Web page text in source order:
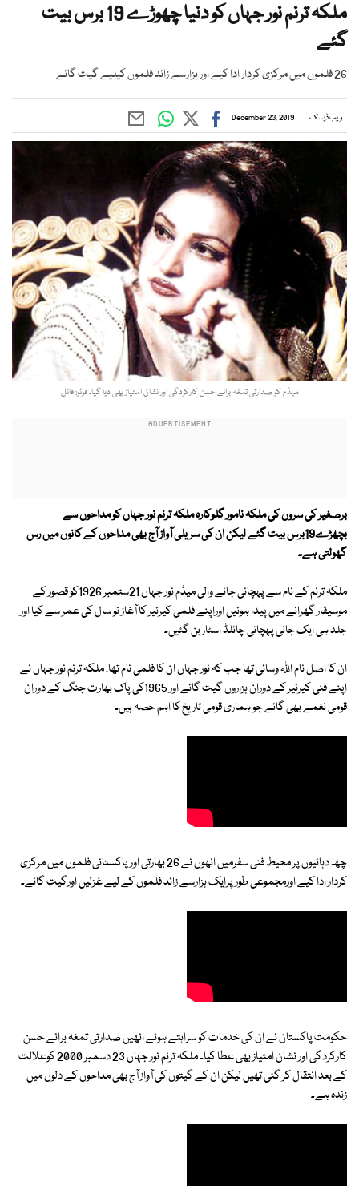
ملکہ ترنم نور جہاں کو دنیا چھوڑے 19 برس بیت
گئے
26 فلموں میں مرکزی کردار ادا کیے اور ہزارسے زائد فلموں کیلیے گیت گائے
ویب ڈیسک December 23, 2019
میڈم کو صدارتی تمغہ برائے حسن کارکردگی اور نشان امتیاز بھی دیا گیا۔ فوٹو: فائل
برصغیر کی سروں کی ملکہ نامور گلوکارہ ملکہ ترنم نور جہاں کو مداحوں سے
بچھڑے19برس بیت گئے لیکن ان کی سریلی آواز آج بھی مداحوں کے کانوں میں رس
گھولتی ہے۔
ملکہ ترنم کے نام سے پہچانی جانے والی میڈم نور جہاں 21ستمبر 1926کو قصور کے
موسیقار گھرانے میں پیدا ہوئیں اوراپنے فلمی کیرئیر کا آغاز نو سال کی عمر سے کیا اور
جلد ہی ایک جانی پہچانی چائلڈ اسٹار بن گئیں۔
ان کا اصل نام اللہ وسائی تھا جب کہ نور جہاں ان کا فلمی نام تھا، ملکہ ترنم نور جہاں نے
اپنے فنی کیرئیر کے دوران ہزاروں گیت گائے اور 1965کی پاک بھارت جنگ کے دوران
قومی نغمے بھی گائے جو ہماری قومی تاریخ کا اہم حصہ ہیں۔
چھ دہائیوں پر محیط فنی سفرمیں انھوں نے 26 بھارتی اور پاکستانی فلموں میں مرکزی
کردار ادا کیے اورمجموعی طورپرایک ہزارسے زائد فلموں کے لیے غزلیں اورگیت گائے۔
حکومت پاکستان نے ان کی خدمات کو سراہتے ہوئے انھیں صدارتی تمغہ برائے حسن
کارکردگی اور نشان امتیاز بھی عطا کیا۔ ملکہ ترنم نور جہاں 23 دسمبر 2000 کوعلالت
کے بعد انتقال کر گئی تھیں لیکن ان کے گیتوں کی آواز آج بھی مداحوں کے دلوں میں
زندہ ہے۔